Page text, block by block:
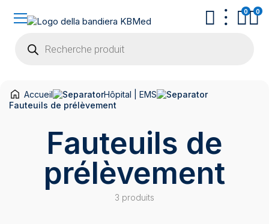
produits
0 0
Accueil
Hôpital | EMS
Fauteuils de prélèvement
Fauteuils de
prélèvement
3 produits